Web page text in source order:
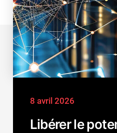
8 avril 2026
Libérer le